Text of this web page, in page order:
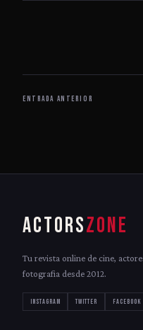
ENTRADA ANTERIOR
ACTORSZONE
Tu revista online de cine,
fotografia desde 2012.
INSTAGRAM TWITTER FACEBOOK